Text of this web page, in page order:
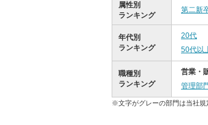
属性別
ランキング
第二新
年代別
ランキング
20代
50代以
職種別
ランキング
営業・
管理部
※文字がグレーの部門は当社規